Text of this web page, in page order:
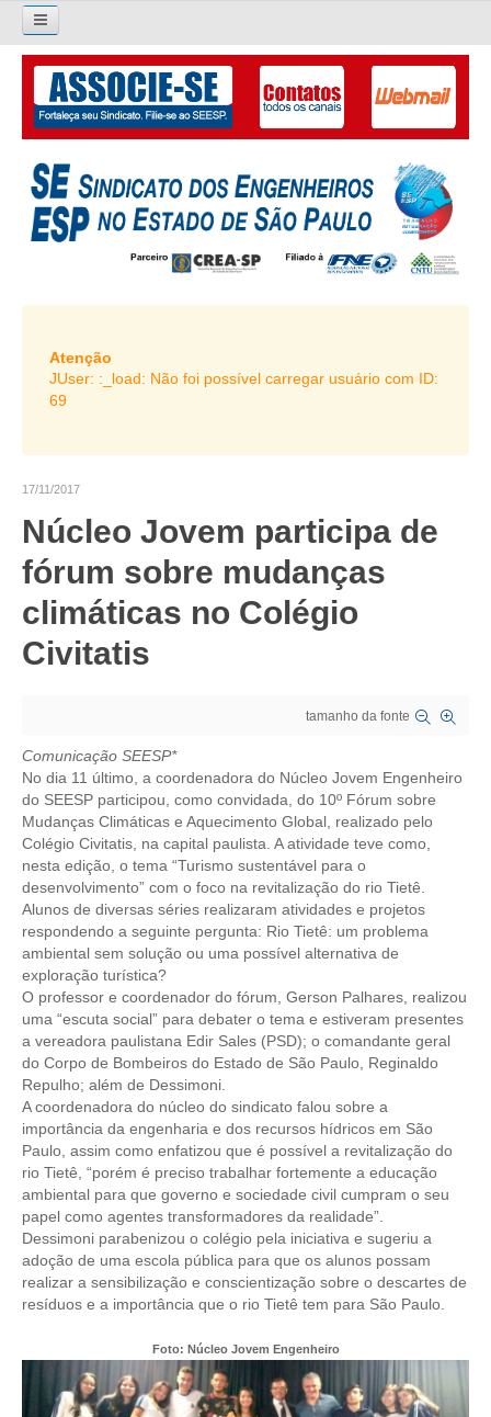
Pesquisar...
O SINDICATO
APRESENTAÇÃO
PALAVRA DO PRESIDENTE
DIRETORIA
LIVRO GESTÃO 2026-2029
SUBSEDES SINDICAIS
ORGANOGRAMA
CRESCE BRASIL
CONSELHO TECNOLÓGICO
HISTÓRICO E ATUAÇÃO
COMPOSIÇÃO
PERSONALIDADES DA TECNOLOGIA
NÚCLEO DA MULHER ENGENHEIRA
TRANSPARÊNCIA
JURÍDICO
CONSULTORIA
ACORDOS, CONVENÇÕES E DISSÍDIOS
CONTRIBUIÇÕES
CONTRIBUIÇÃO ASSISTENCIAL
CONTRIBUIÇÃO ASSOCIATIVA OU ANUIDADE DE SÓCIO
CONTRIBUIÇÃO SINDICAL URBANA
REVISÃO DE APOSENTADORIA
FGTS EXPURGOS
FGTS CORREÇÃO
LEI 4.950-A/1966 – PISO SALARIAL
Atenção
JUser: :_load: Não foi possível carregar usuário com ID:
69
17/11/2017
Núcleo Jovem participa de
fórum sobre mudanças
climáticas no Colégio
Civitatis
tamanho da fonte
Comunicação SEESP*
No dia 11 último, a coordenadora do Núcleo Jovem Engenheiro
do SEESP participou, como convidada, do 10º Fórum sobre
Mudanças Climáticas e Aquecimento Global, realizado pelo
Colégio Civitatis, na capital paulista. A atividade teve como,
nesta edição, o tema “Turismo sustentável para o
desenvolvimento” com o foco na revitalização do rio Tietê.
Alunos de diversas séries realizaram atividades e projetos
respondendo a seguinte pergunta: Rio Tietê: um problema
ambiental sem solução ou uma possível alternativa de
exploração turística?
O professor e coordenador do fórum, Gerson Palhares, realizou
uma “escuta social” para debater o tema e estiveram presentes
a vereadora paulistana Edir Sales (PSD); o comandante geral
do Corpo de Bombeiros do Estado de São Paulo, Reginaldo
Repulho; além de Dessimoni.
A coordenadora do núcleo do sindicato falou sobre a
importância da engenharia e dos recursos hídricos em São
Paulo, assim como enfatizou que é possível a revitalização do
rio Tietê, “porém é preciso trabalhar fortemente a educação
ambiental para que governo e sociedade civil cumpram o seu
papel como agentes transformadores da realidade”.
Dessimoni parabenizou o colégio pela iniciativa e sugeriu a
adoção de uma escola pública para que os alunos possam
realizar a sensibilização e conscientização sobre o descartes de
resíduos e a importância que o rio Tietê tem para São Paulo.
Foto: Núcleo Jovem Engenheiro